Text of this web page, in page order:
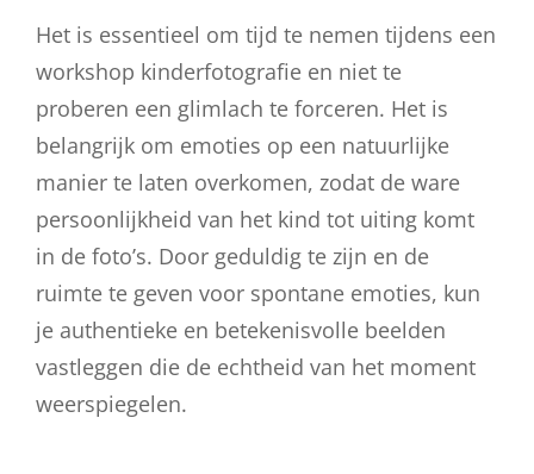
Het is essentieel om tijd te nemen tijdens een
workshop kinderfotografie en niet te
proberen een glimlach te forceren. Het is
belangrijk om emoties op een natuurlijke
manier te laten overkomen, zodat de ware
persoonlijkheid van het kind tot uiting komt
in de foto’s. Door geduldig te zijn en de
ruimte te geven voor spontane emoties, kun
je authentieke en betekenisvolle beelden
vastleggen die de echtheid van het moment
weerspiegelen.